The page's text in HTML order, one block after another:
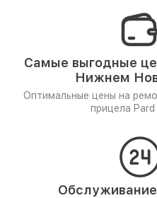
Самые выгодные
Нижнем
Оптимальные цены на
прицела Pard